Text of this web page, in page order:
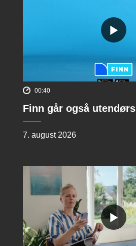
00:40
Finn går også utendørs
7. august 2026